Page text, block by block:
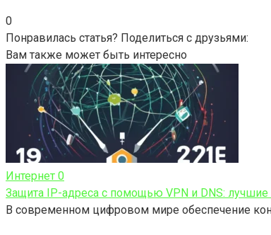
0
Понравилась статья? Поделиться с друзьями:
Вам также может быть интересно
Интернет 0
Защита IP-адреса с помощью VPN и DNS:
В современном цифровом мире обеспечение